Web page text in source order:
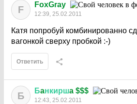
F FoxGray
12:39, 25.02.2011
Катя попробуй комбинированно
вагонкой сверху пробкой :-)
Ответить
Б Бaнкиршa $$$
12:43, 25.02.2011